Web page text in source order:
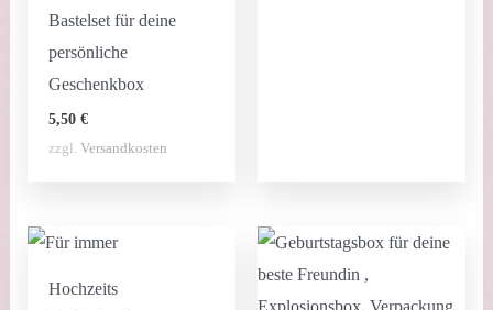
Bastelset für deine
persönliche
Geschenkbox
5,50 €
zzgl. Versandkosten
Hochzeits